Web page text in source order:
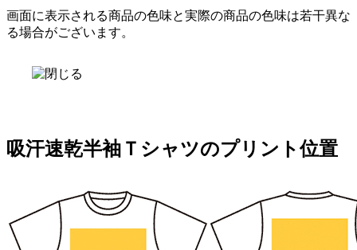
画面に表示される商品の色味と実際の商品の色味は若干異な
る場合がございます。
吸汗速乾半袖Ｔシャツのプリント位置